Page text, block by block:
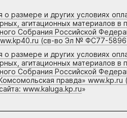
о размере и других условиях
агитационных материалов в
Собрания Российской
(св-во Эл № ФС77-
о размере и других условиях
агитационных материалов в
Собрания Российской
правда»
www.kaluga.kp.ru»